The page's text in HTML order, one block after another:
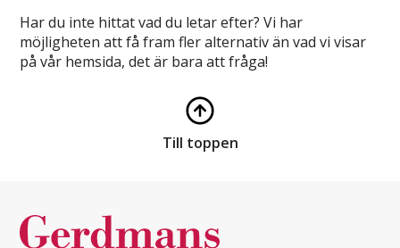
Har du inte hittat vad du letar efter? Vi har
möjligheten att få fram fler alternativ än vad vi visar
på vår hemsida, det är bara att fråga!
Till toppen